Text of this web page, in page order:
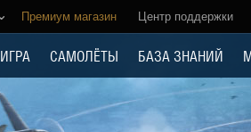
Премиум магазин Центр поддержки
ИГРА САМОЛЁТЫ БАЗА ЗНАНИЙ